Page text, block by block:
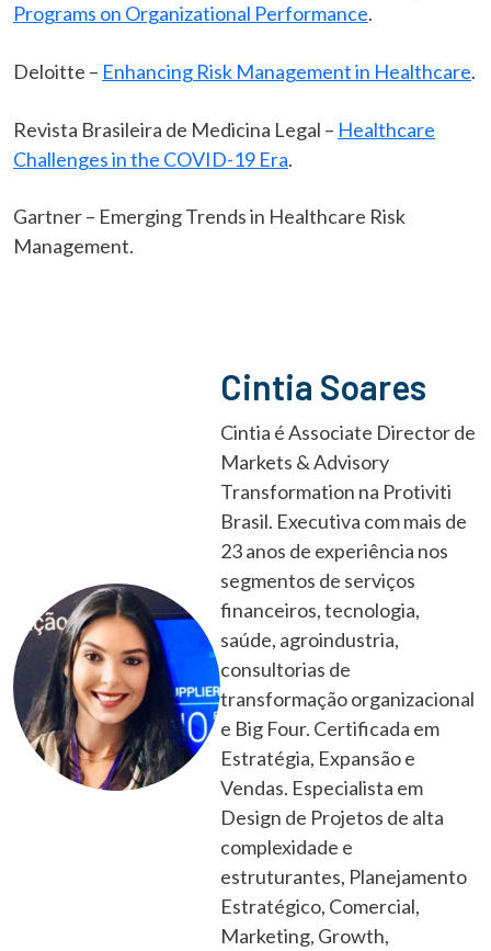
Programs on Organizational Performance.
Deloitte – Enhancing Risk Management in Healthcare.
Revista Brasileira de Medicina Legal – Healthcare
Challenges in the COVID-19 Era.
Gartner – Emerging Trends in Healthcare Risk
Management.
Cintia Soares
Cintia é Associate Director de
Markets & Advisory
Transformation na Protiviti
Brasil. Executiva com mais de
23 anos de experiência nos
segmentos de serviços
financeiros, tecnologia,
saúde, agroindustria,
consultorias de
transformação organizacional
e Big Four. Certificada em
Estratégia, Expansão e
Vendas. Especialista em
Design de Projetos de alta
complexidade e
estruturantes, Planejamento
Estratégico, Comercial,
Marketing, Growth,